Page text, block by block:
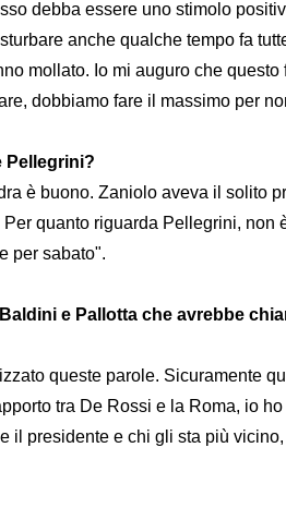
debba essere uno stimolo
anche qualche tempo fa
mollato. Io mi auguro che questo
dobbiamo fare il massimo per
Pellegrini?
è buono. Zaniolo aveva il solito
quanto riguarda Pellegrini, non
per sabato".
e Pallotta che avrebbe
queste parole. Sicuramente
tra De Rossi e la Roma, io
il presidente e chi gli sta più